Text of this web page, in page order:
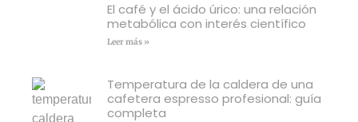
El café y el ácido úrico: una relación
metabólica con interés científico
Leer más »
Temperatura de la caldera de una
cafetera espresso profesional: guía
completa